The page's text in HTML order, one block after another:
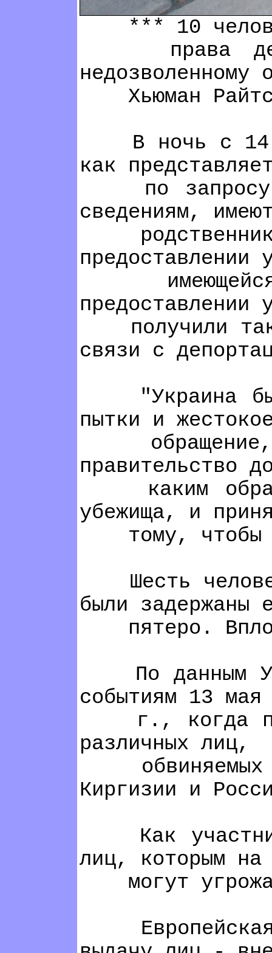
*** 10 человек,
права
недозволенному
Хьюман
В ночь с 14 на
как
по запросу о
сведениям,
родственники
предоставлении
имеющейся у
предоставлении
получили
связи с
"Украина
пытки и
обращение, -
правительство
каким
убежища, и
тому, чтобы
Шесть
были задержаны
пятеро.
По данным
событиям 13 мая
г., когда
различных лиц,
обвиняемых
Киргизии и
Как участник
лиц, которым на
могут
Европейская